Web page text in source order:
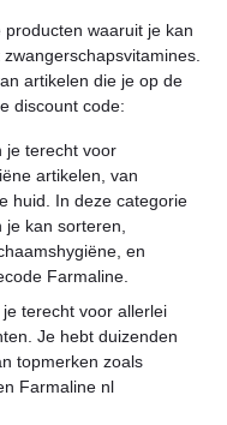
waaruit je kan
artikelen die je op de
discount code:
je terecht voor
artikelen, van
huid. In deze categorie
kan sorteren,
en
Farmaline.
terecht voor allerlei
Je hebt duizenden
topmerken zoals
Farmaline nl